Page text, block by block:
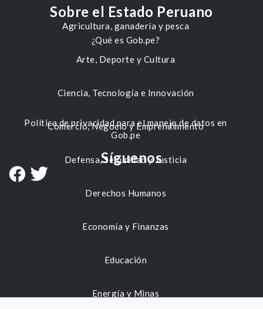
Agricultura, ganadería y pesca
Arte, Deporte y Cultura
Ciencia, Tecnología e Innovación
Comercio, Negocio y Emprendimiento
Defensa, Seguridad y Justicia
Derechos Humanos
Economía y Finanzas
Educación
Energía y Minas
Sobre el Estado Peruano
¿Qué es Gob.pe?
Política de privacidad para el manejo de datos en
Gob.pe
Síguenos